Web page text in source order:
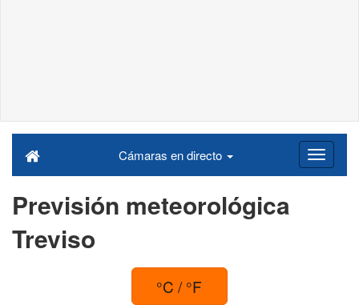
Cámaras en directo
Previsión meteorológica
Treviso
°C / °F